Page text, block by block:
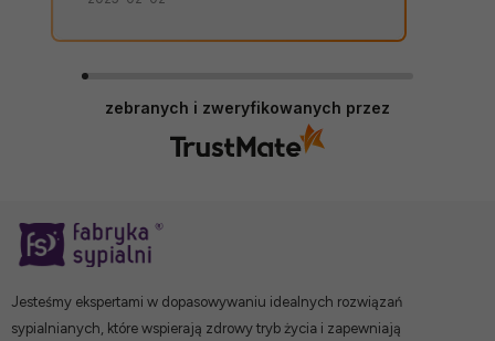
zebranych i zweryfikowanych przez
Jesteśmy ekspertami w dopasowywaniu idealnych rozwiązań
sypialnianych, które wspierają zdrowy tryb życia i zapewniają